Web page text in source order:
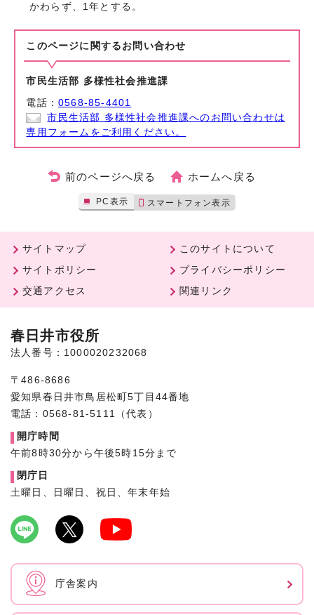
かわらず、1年とする。
このページに関する お問い合わせ
市民生活部 多様性社会推進課
電話：0568-85-4401
市民生活部 多様性社会推進課へのお問い合わせは
専用フォームをご利用ください。
前のページへ戻る ホームへ戻る
PC表示 スマートフォン表示
サイトマップ
このサイトについて
サイトポリシー
プライバシーポリシー
交通アクセス
関連リンク
春日井市役所
法人番号：1000020232068
〒486-8686
愛知県春日井市鳥居松町5丁目44番地
電話：0568-81-5111（代表）
開庁時間
午前8時30分から午後5時15分まで
閉庁日
土曜日、日曜日、祝日、年末年始
庁舎案内